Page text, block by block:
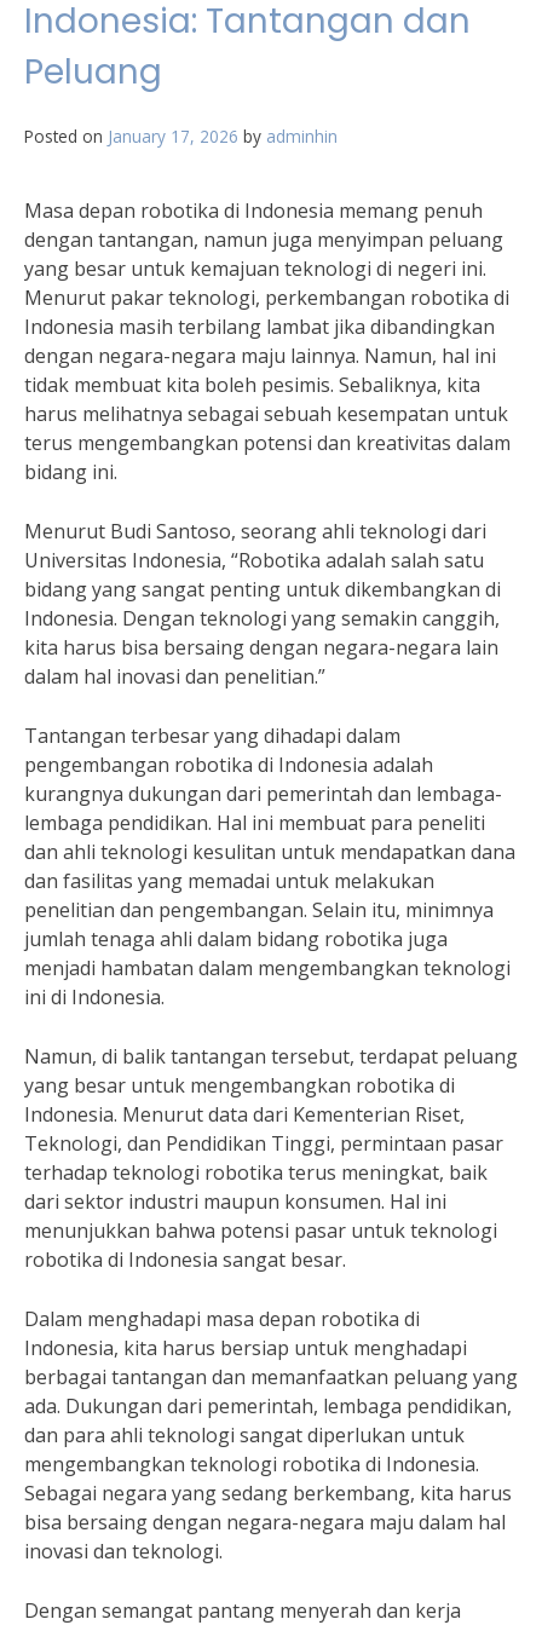
Indonesia: Tantangan dan
Peluang
Posted on January 17, 2026 by adminhin
Masa depan robotika di Indonesia memang penuh
dengan tantangan, namun juga menyimpan peluang
yang besar untuk kemajuan teknologi di negeri ini.
Menurut pakar teknologi, perkembangan robotika di
Indonesia masih terbilang lambat jika dibandingkan
dengan negara-negara maju lainnya. Namun, hal ini
tidak membuat kita boleh pesimis. Sebaliknya, kita
harus melihatnya sebagai sebuah kesempatan untuk
terus mengembangkan potensi dan kreativitas dalam
bidang ini.
Menurut Budi Santoso, seorang ahli teknologi dari
Universitas Indonesia, “Robotika adalah salah satu
bidang yang sangat penting untuk dikembangkan di
Indonesia. Dengan teknologi yang semakin canggih,
kita harus bisa bersaing dengan negara-negara lain
dalam hal inovasi dan penelitian.”
Tantangan terbesar yang dihadapi dalam
pengembangan robotika di Indonesia adalah
kurangnya dukungan dari pemerintah dan lembaga-
lembaga pendidikan. Hal ini membuat para peneliti
dan ahli teknologi kesulitan untuk mendapatkan dana
dan fasilitas yang memadai untuk melakukan
penelitian dan pengembangan. Selain itu, minimnya
jumlah tenaga ahli dalam bidang robotika juga
menjadi hambatan dalam mengembangkan teknologi
ini di Indonesia.
Namun, di balik tantangan tersebut, terdapat peluang
yang besar untuk mengembangkan robotika di
Indonesia. Menurut data dari Kementerian Riset,
Teknologi, dan Pendidikan Tinggi, permintaan pasar
terhadap teknologi robotika terus meningkat, baik
dari sektor industri maupun konsumen. Hal ini
menunjukkan bahwa potensi pasar untuk teknologi
robotika di Indonesia sangat besar.
Dalam menghadapi masa depan robotika di
Indonesia, kita harus bersiap untuk menghadapi
berbagai tantangan dan memanfaatkan peluang yang
ada. Dukungan dari pemerintah, lembaga pendidikan,
dan para ahli teknologi sangat diperlukan untuk
mengembangkan teknologi robotika di Indonesia.
Sebagai negara yang sedang berkembang, kita harus
bisa bersaing dengan negara-negara maju dalam hal
inovasi dan teknologi.
Dengan semangat pantang menyerah dan kerja